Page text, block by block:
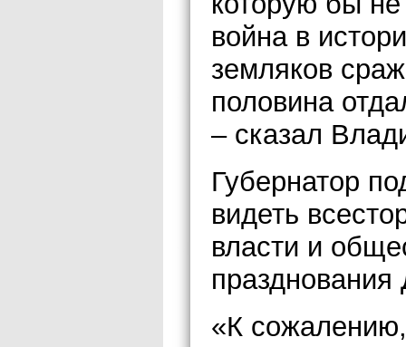
война в
земляков
половина
– сказал
Губернатор
видеть
власти и
«К